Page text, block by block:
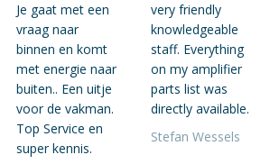
Je gaat met een
vraag naar
binnen en komt
met energie naar
buiten.. Een uitje
voor de vakman.
Top Service en
super kennis.
very friendly
knowledgeable
staff. Everything
on my amplifier
parts list was
directly available.
Stefan Wessels